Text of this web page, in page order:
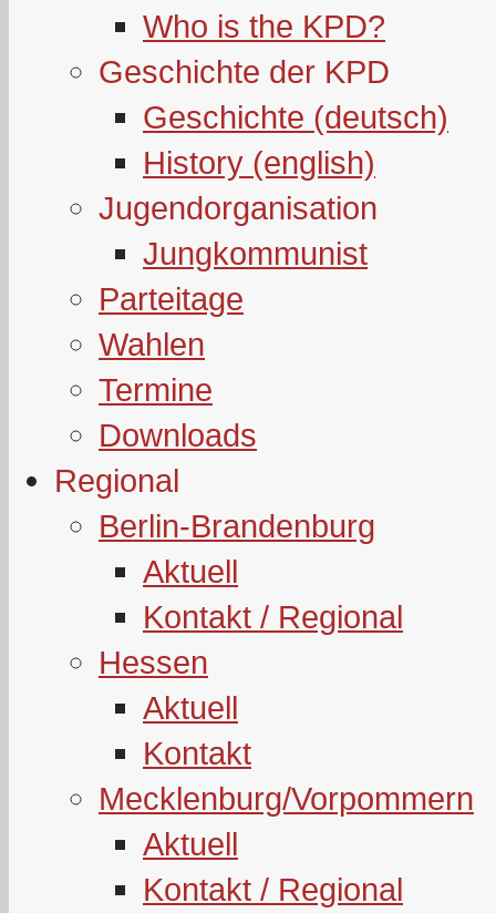
Who is the KPD?
Geschichte der KPD
Geschichte (deutsch)
History (english)
Jugendorganisation
Jungkommunist
Parteitage
Wahlen
Termine
Downloads
Regional
Berlin-Brandenburg
Aktuell
Kontakt / Regional
Hessen
Aktuell
Kontakt
Mecklenburg/Vorpommern
Aktuell
Kontakt / Regional